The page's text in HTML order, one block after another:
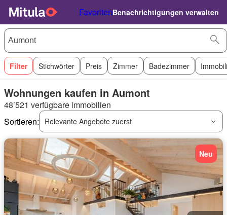
FavoritenBenachrichtigungen verwalten
Filter Stichwörter Preis Zimmer Badezimmer
Wohnungen kaufen in Aumont
48’521 verfügbare immobilien
Sortieren:
Relevante Angebote zuerst
Neu